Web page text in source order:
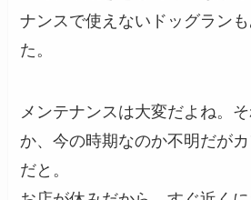
ナンスで使えないドッグラン
た。
メンテナンスは大変だよね。
か、今の時期なのか不明だが
だと。